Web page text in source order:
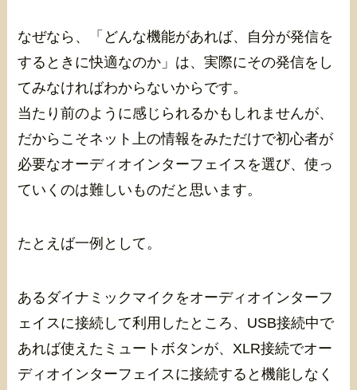
なぜなら、「どんな機能があれば、自分が発信を
するときに快適なのか」は、実際にその発信をし
てみなければわからないからです。
当たり前のように感じられるかもしれませんが、
だからこそネット上の情報をみただけで初心者が
必要なオーディオインターフェイスを選び、使っ
ていくのは難しいものだと思います。
たとえば一例として。
あるダイナミックマイクをオーディオインターフ
ェイスに接続して利用したところ、USB接続中で
あれば使えたミュートボタンが、XLR接続でオー
ディオインターフェイスに接続すると機能しなく